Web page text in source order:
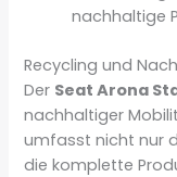
nachhaltige
Recycling und
Der Seat Arona
nachhaltiger
umfasst nicht nur
die komplette